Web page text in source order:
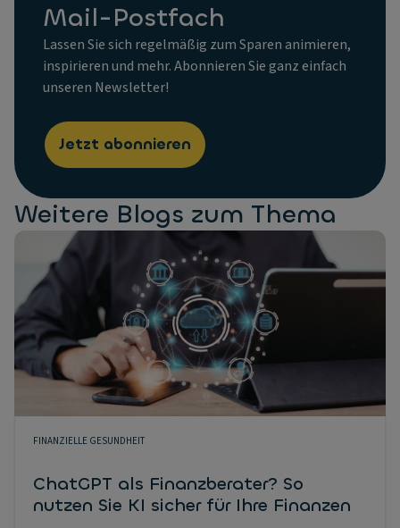
Mail-Postfach
Lassen Sie sich regelmäßig zum Sparen animieren,
inspirieren und mehr. Abonnieren Sie ganz einfach
unseren Newsletter!
Jetzt abonnieren
Weitere Blogs zum Thema
FINANZIELLE GESUNDHEIT
ChatGPT als Finanzberater? So
nutzen Sie KI sicher für Ihre Finanzen